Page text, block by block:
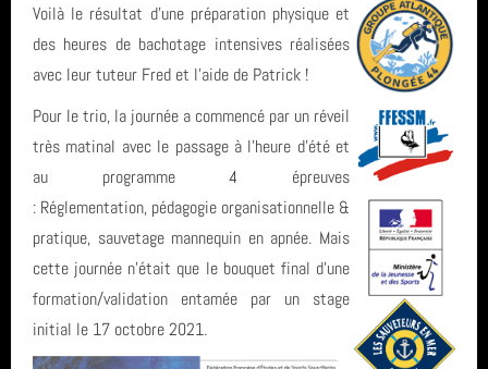
Statuts, règlement intérieur, charte formation, ... ⚓
Calendrier
Horaire des marées
Espace privé GAP - Encadrants et Directeurs de plongée 🐠
Voilà le résultat d'une préparation physique et
des heures de bachotage intensives réalisées
avec leur tuteur Fred et l'aide de Patrick !
Pour le trio, la journée a commencé par un réveil
très matinal avec le passage à l'heure d'été et
au programme 4 épreuves
: Réglementation, pédagogie organisationnelle &
pratique, sauvetage mannequin en apnée. Mais
cette journée n’était que le bouquet final d’une
formation/validation entamée par un stage
initial le 17 octobre 2021.